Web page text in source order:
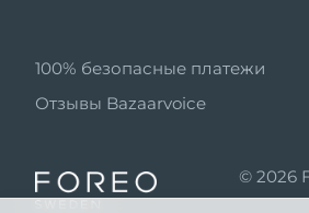
Информация о
Партнерская
программа
MYSA
100% безопасные платежи
Отзывы Bazaarvoice
© 2026